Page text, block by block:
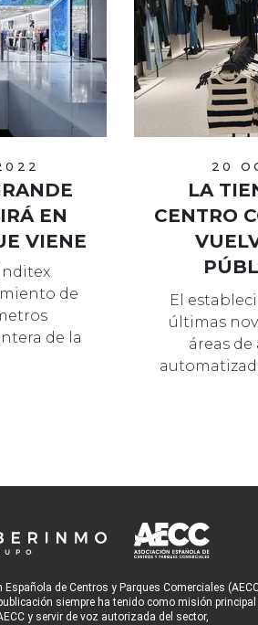
EN
VIENE
de
de la
20
LA
CENTRO
El
últimas
áreas
de Centros y Parques Comerciales
siempre ha tenido como misión principal
y servir de voz autorizada del sector,